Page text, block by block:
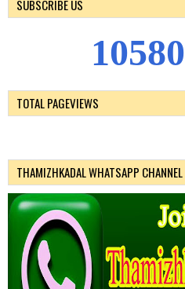
SUBSCRIBE US
10580
TOTAL PAGEVIEWS
THAMIZHKADAL WHATSAPP CHANNEL